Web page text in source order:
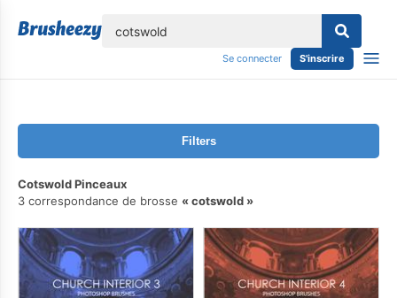
Se connecter S'inscrire
Filters
Cotswold Pinceaux
3 correspondance de brosse
cotswold